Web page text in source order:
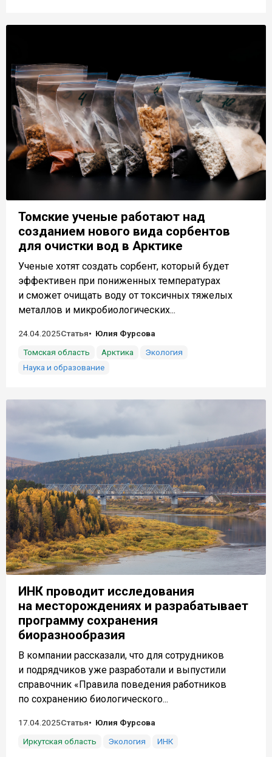
Томские ученые работают над
созданием нового вида сорбентов
для очистки вод в Арктике
Ученые хотят создать сорбент, который будет
эффективен при пониженных температурах
и сможет очищать воду от токсичных тяжелых
металлов и микробиологических...
24.04.2025Статья
Юлия Фурсова
Томская область
Арктика
Экология
Наука и образование
ИНК проводит исследования
на месторождениях и разрабатывает
программу сохранения
биоразнообразия
В компании рассказали, что для сотрудников
и подрядчиков уже разработали и выпустили
справочник «Правила поведения работников
по сохранению биологического...
17.04.2025Статья
Юлия Фурсова
Иркутская область
Экология ИНК